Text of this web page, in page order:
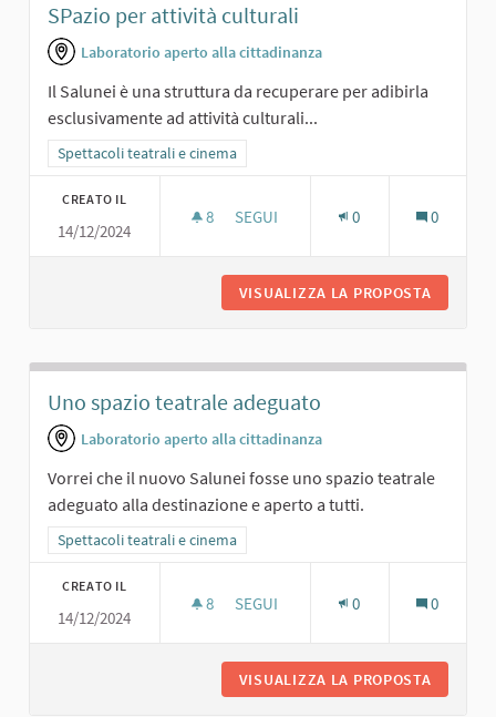
SPazio per attività culturali
Laboratorio aperto alla cittadinanza
Il Salunei è una struttura da recuperare per adibirla
esclusivamente ad attività culturali...
Filtra i risultati per categoria: Spettacoli teatrali e cinema
Spettacoli teatrali e cinema
CREATO IL
14/12/2024
8 8 SOSTENITORI
SEGUI 0 0
VISUALIZZA LA PROPOSTA
Uno spazio teatrale adeguato
Laboratorio aperto alla cittadinanza
Vorrei che il nuovo Salunei fosse uno spazio teatrale
adeguato alla destinazione e aperto a tutti.
Filtra i risultati per categoria: Spettacoli teatrali e cinema
Spettacoli teatrali e cinema
CREATO IL
14/12/2024
8 8 SOSTENITORI
SEGUI 0 0
VISUALIZZA LA PROPOSTA